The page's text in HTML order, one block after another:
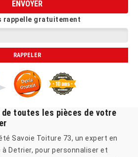
rappelle gratuitement
toutes les pièces de votre
Savoie Toiture 73, un expert en
Detrier, pour personnaliser et